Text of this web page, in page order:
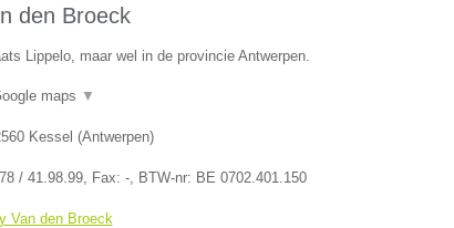
den Broeck
Lippelo, maar wel in de provincie Antwerpen.
maps ▼
Kessel (Antwerpen)
/ 41.98.99, Fax: -, BTW-nr: BE 0702.401.150
Van den Broeck